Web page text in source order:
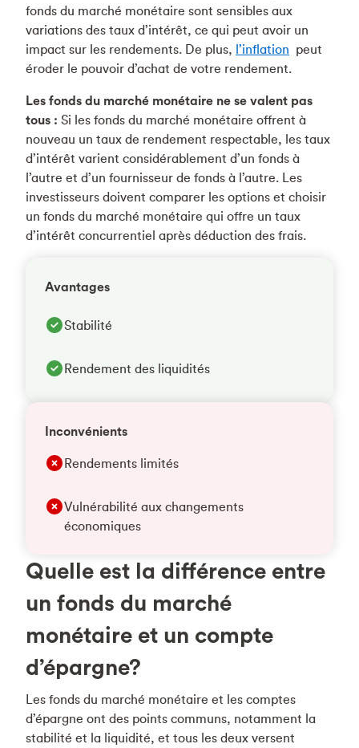
fonds du marché monétaire sont sensibles aux
variations des taux d’intérêt, ce qui peut avoir un
impact sur les rendements. De plus, l’inflation peut
éroder le pouvoir d’achat de votre rendement.
Les fonds du marché monétaire ne se valent pas
tous : Si les fonds du marché monétaire offrent à
nouveau un taux de rendement respectable, les taux
d’intérêt varient considérablement d’un fonds à
l’autre et d’un fournisseur de fonds à l’autre. Les
investisseurs doivent comparer les options et choisir
un fonds du marché monétaire qui offre un taux
d’intérêt concurrentiel après déduction des frais.
Avantages
Stabilité
Rendement des liquidités
Inconvénients
Rendements limités
Vulnérabilité aux changements
économiques
Quelle est la différence entre
un fonds du marché
monétaire et un compte
d’épargne?
Les fonds du marché monétaire et les comptes
d’épargne ont des points communs, notamment la
stabilité et la liquidité, et tous les deux versent